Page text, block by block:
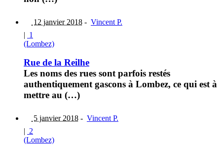
12 janvier 2018 - Vincent P.
| 1
(Lombez)
Rue de la Reilhe
Les noms des rues sont parfois restés
authentiquement gascons à Lombez, ce qui est à
mettre au (…)
5 janvier 2018 - Vincent P.
| 2
(Lombez)